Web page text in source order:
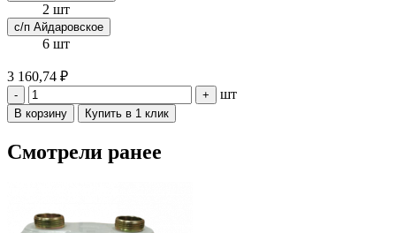
2 шт
с/п Айдаровское
6 шт
3 160,74 ₽
- + шт
В корзину Купить в 1 клик
Смотрели ранее